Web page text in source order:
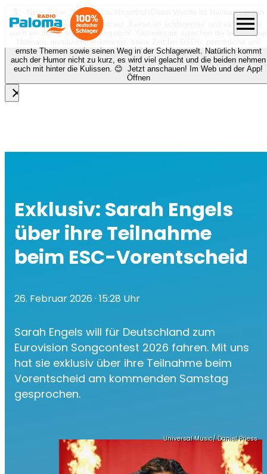
🎙️✨ Neue Folge „Keiner ist schlagerfrei“!
Diese Woche ist Norman Langen
bei Nora zu Gast beim Podcast „Keiner ist schlagerfrei“ und es erwartet
euch ein richtig schönes Gespräch! Gemeinsam sprechen die beiden über
Normans musikalische Anfänge, seine Zeit bei DSDS, persönliche und
ernste Themen sowie seinen Weg in der Schlagerwelt. Natürlich kommt
auch der Humor nicht zu kurz, es wird viel gelacht und die beiden nehmen
euch mit hinter die Kulissen. 😊 Jetzt anschauen! Im Web und der App!
Öffnen
close
menu
Exklusiv: Sarah Engels
über ihre Teilnahme
beim ESC-Vorentscheid
26. Februar 2026 · 15:28 Uhr
Sarah Engels will für Deutschland zum
Eurovision Songcontest 2026 fahren. Mit uns
hat sie exklusiv über ihre Teilnahme beim
Vorentscheid am kommenden Samstag
gesprochen.
Universal Music/ Daniel Priess